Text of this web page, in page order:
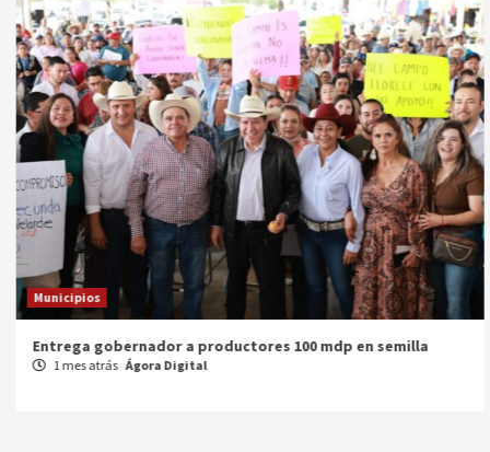
Municipios
Entrega gobernador a productores 100 mdp en semilla
1 mes atrás Ágora Digital